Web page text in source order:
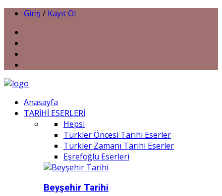
Giriş / Kayıt Ol
Anasayfa
TARİHİ ESERLERİ
Hepsi
Türkler Öncesi Tarihi Eserler
Türkler Zamanı Tarihi Eserler
Eşrefoğlu Eserleri
Beyşehir Tarihi